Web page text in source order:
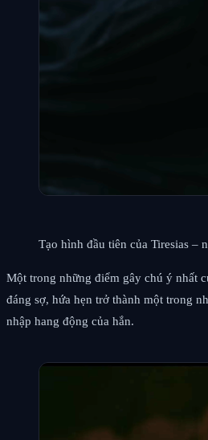
Tạo hình đầu tiên của Tiresias –
Một trong những điểm gây chú ý nhất
đáng sợ, hứa hẹn trở thành một trong
nhập hang động của hắn.